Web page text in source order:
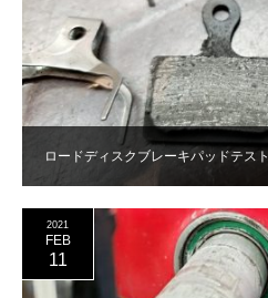
ロードディスクブレーキパッドテスト
2021
FEB
11